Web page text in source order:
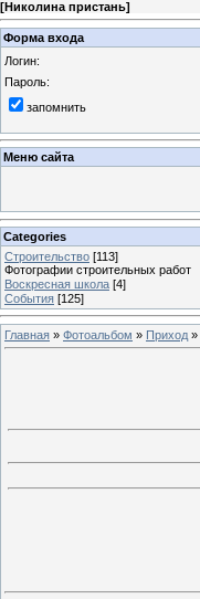
[Николина пристань]
Форма входа
Логин:
Пароль:
запомнить
Меню сайта
Categories
Строительство [113]
Фотографии строительных работ
Воскресная школа [4]
События [125]
Главная » Фотоальбом » Приход »